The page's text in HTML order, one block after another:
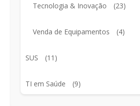
Tecnologia & Inovação (23)
Venda de Equipamentos (4)
SUS (11)
TI em Saúde (9)